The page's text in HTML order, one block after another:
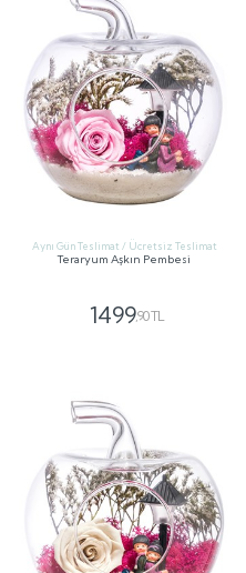
Aynı Gün Teslimat / Ücretsiz Teslimat
Teraryum Aşkın Pembesi
1499,90 TL